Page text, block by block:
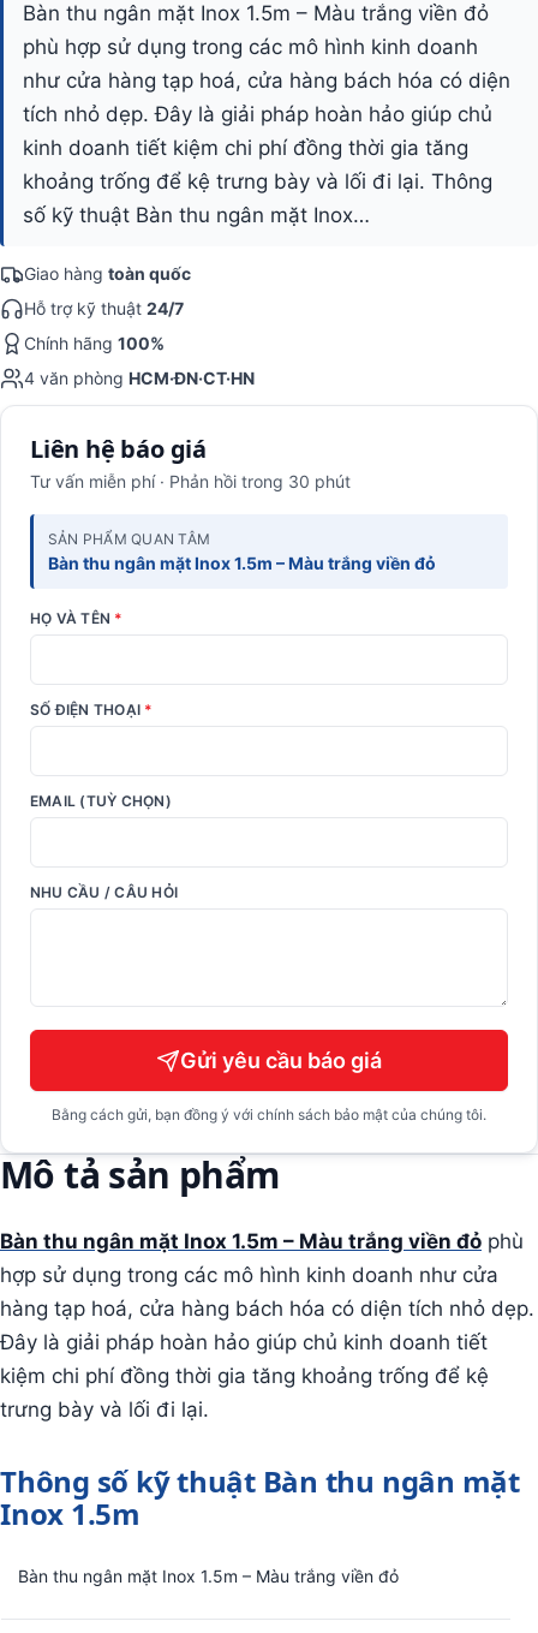
Bàn thu ngân mặt Inox 1.5m – Màu trắng viền đỏ
phù hợp sử dụng trong các mô hình kinh doanh
như cửa hàng tạp hoá, cửa hàng bách hóa có diện
tích nhỏ dẹp. Đây là giải pháp hoàn hảo giúp chủ
kinh doanh tiết kiệm chi phí đồng thời gia tăng
khoảng trống để kệ trưng bày và lối đi lại. Thông
số kỹ thuật Bàn thu ngân mặt Inox…
Giao hàng toàn quốc
Hỗ trợ kỹ thuật 24/7
Chính hãng 100%
4 văn phòng HCM·ĐN·CT·HN
Liên hệ báo giá
Tư vấn miễn phí · Phản hồi trong 30 phút
SẢN PHẨM QUAN TÂM
Bàn thu ngân mặt Inox 1.5m – Màu trắng viền đỏ
HỌ VÀ TÊN *
SỐ ĐIỆN THOẠI *
EMAIL (TUỲ CHỌN)
NHU CẦU / CÂU HỎI
Gửi yêu cầu báo giá
Bằng cách gửi, bạn đồng ý với chính sách bảo mật của chúng tôi.
Mô tả sản phẩm
Bàn thu ngân mặt Inox 1.5m – Màu trắng viền đỏ phù
hợp sử dụng trong các mô hình kinh doanh như cửa
hàng tạp hoá, cửa hàng bách hóa có diện tích nhỏ dẹp.
Đây là giải pháp hoàn hảo giúp chủ kinh doanh tiết
kiệm chi phí đồng thời gia tăng khoảng trống để kệ
trưng bày và lối đi lại.
Thông số kỹ thuật Bàn thu ngân mặt
Inox 1.5m
Bàn thu ngân mặt Inox 1.5m – Màu trắng viền đỏ